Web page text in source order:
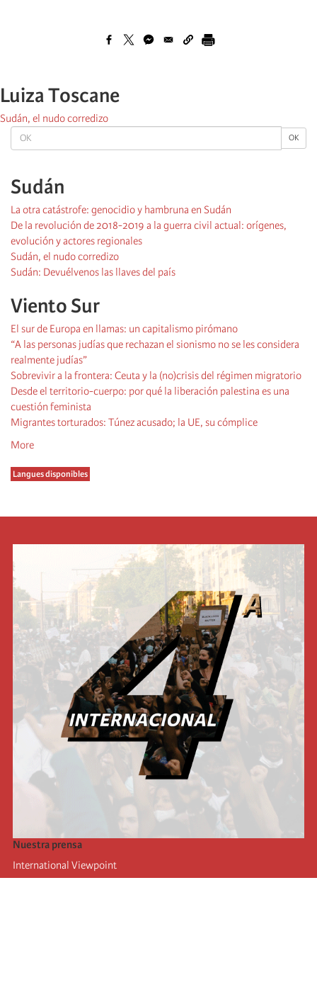
OK OK
Sudán
La otra catástrofe: genocidio y hambruna en Sudán
De la revolución de 2018-2019 a la guerra civil actual: orígenes,
evolución y actores regionales
Sudán, el nudo corredizo
Sudán: Devuélvenos las llaves del país
Viento Sur
El sur de Europa en llamas: un capitalismo pirómano
“A las personas judías que rechazan el sionismo no se les considera
realmente judías”
Sobrevivir a la frontera: Ceuta y la (no)crisis del régimen migratorio
Desde el territorio-cuerpo: por qué la liberación palestina es una
cuestión feminista
Migrantes torturados: Túnez acusado; la UE, su cómplice
More
Langues disponibles
Luiza Toscane
Sudán, el nudo corredizo
Nuestra prensa
International Viewpoint